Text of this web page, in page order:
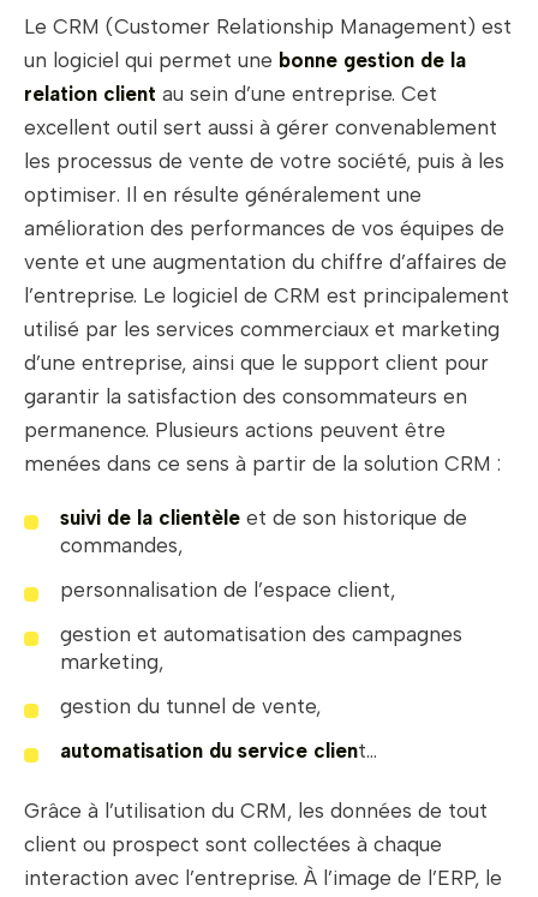
Le CRM (Customer Relationship Management) est
un logiciel qui permet une bonne gestion de la
relation client au sein d’une entreprise. Cet
excellent outil sert aussi à gérer convenablement
les processus de vente de votre société, puis à les
optimiser. Il en résulte généralement une
amélioration des performances de vos équipes de
vente et une augmentation du chiffre d’affaires de
l’entreprise. Le logiciel de CRM est principalement
utilisé par les services commerciaux et marketing
d’une entreprise, ainsi que le support client pour
garantir la satisfaction des consommateurs en
permanence. Plusieurs actions peuvent être
menées dans ce sens à partir de la solution CRM :
suivi de la clientèle et de son historique de
commandes,
personnalisation de l’espace client,
gestion et automatisation des campagnes
marketing,
gestion du tunnel de vente,
automatisation du service client…
Grâce à l’utilisation du CRM, les données de tout
client ou prospect sont collectées à chaque
interaction avec l’entreprise. À l’image de l’ERP, le